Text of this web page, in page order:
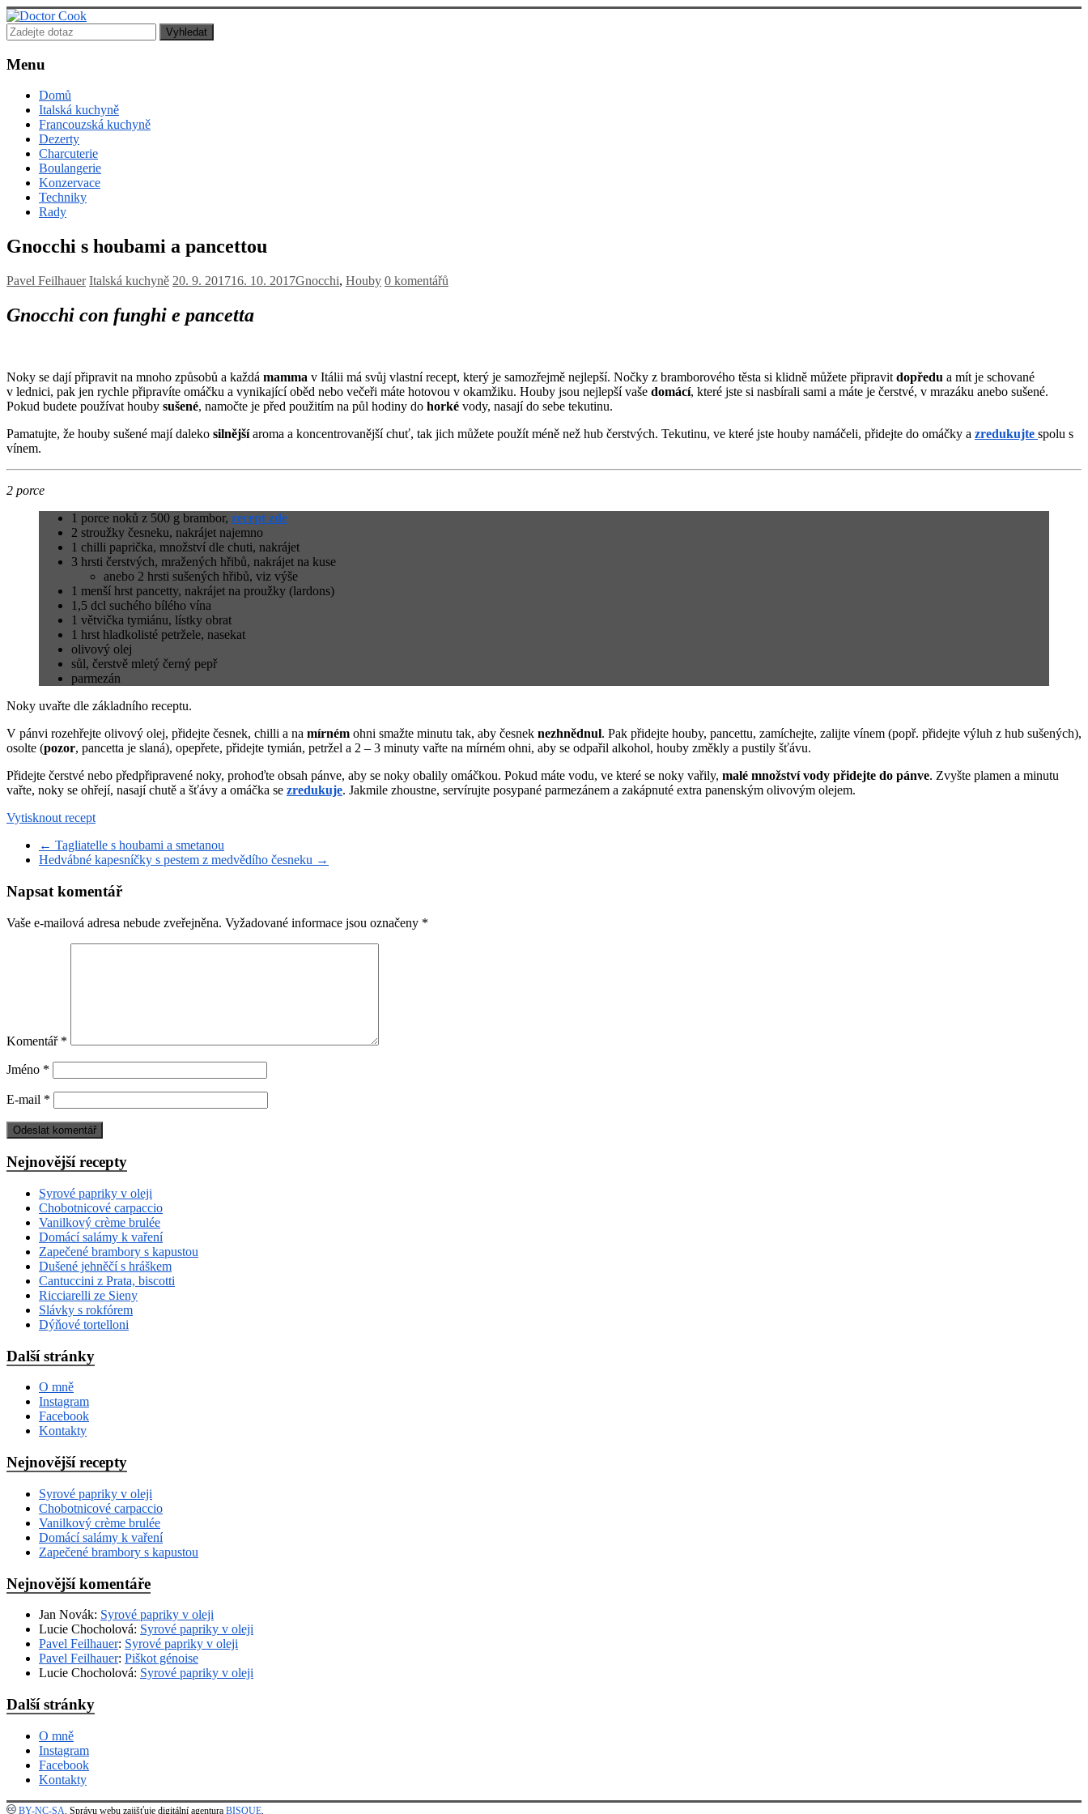
Doctor
Cook
Lékař
posedlý
jídlem,
vařením
pečením!
Menu
Domů
Italská kuchyně
Francouzská kuchyně
Dezerty
Charcuterie
Boulangerie
Konzervace
Techniky
Rady
Gnocchi s houbami a pancettou
Pavel Feilhauer Italská kuchyně 20. 9. 201716. 10. 2017Gnocchi, Houby 0 komentářů
Gnocchi con funghi e pancetta
Noky se dají připravit na mnoho způsobů a každá mamma v Itálii má svůj vlastní recept, který je samozřejmě nejlepší. Nočky z bramborového těsta si klidně můžete připravit dopředu a mít je schované
v lednici, pak jen rychle připravíte omáčku a vynikající oběd nebo večeři máte hotovou v okamžiku. Houby jsou nejlepší vaše domácí, které jste si nasbírali sami a máte je čerstvé, v mrazáku anebo sušené.
Pokud budete používat houby sušené, namočte je před použitím na půl hodiny do horké vody, nasají do sebe tekutinu.
Pamatujte, že houby sušené mají daleko silnějšíaroma a koncentrovanější chuť, tak jich můžete použít méně než hub čerstvých. Tekutinu, ve které jste houby namáčeli, přidejte do omáčky a zredukujte spolu s
vínem.
2 porce
1 porce noků z 500 g brambor, recept zde
2 stroužky česneku, nakrájet najemno
1 chilli paprička, množství dle chuti, nakrájet
3 hrsti čerstvých, mražených hřibů, nakrájet na kuse
anebo 2 hrsti sušených hřibů, viz výše
1 menší hrst pancetty, nakrájet na proužky (lardons)
1,5 dcl suchého bílého vína
1 větvička tymiánu, lístky obrat
1 hrst hladkolisté petržele, nasekat
olivový olej
sůl, čerstvě mletý černý pepř
parmezán
Noky uvařte dle základního receptu.
V pánvi rozehřejte olivový olej, přidejte česnek, chilli a na mírném ohni smažte minutu tak, aby česnek nezhnědnul. Pak přidejte houby, pancettu, zamíchejte, zalijte vínem (popř. přidejte výluh z hub sušených),
osolte (pozor, pancetta je slaná), opepřete, přidejte tymián, petržel a 2 – 3 minuty vařte na mírném ohni, aby se odpařil alkohol, houby změkly a pustily šťávu.
Přidejte čerstvé nebo předpřipravené noky, prohoďte obsah pánve, aby se noky obalily omáčkou. Pokud máte vodu, ve které se noky vařily, malé množství vody přidejte do pánve. Zvyšte plamen a minutu
vařte, noky se ohřejí, nasají chutě a šťávy a omáčka se zredukuje. Jakmile zhoustne, servírujte posypané parmezánem a zakápnuté extra panenským olivovým olejem.
Vytisknout recept
← Tagliatelle s houbami a smetanou
Hedvábné kapesníčky s pestem z medvědího česneku →
Napsat komentář
Vaše e-mailová adresa nebude zveřejněna. Vyžadované informace jsou označeny *
Komentář *
Jméno *
E-mail *
Nejnovější recepty
Syrové papriky v oleji
Chobotnicové carpaccio
Vanilkový crème brulée
Domácí salámy k vaření
Zapečené brambory s kapustou
Dušené jehněčí s hráškem
Cantuccini z Prata, biscotti
Ricciarelli ze Sieny
Slávky s rokfórem
Dýňové tortelloni
Další stránky
O mně
Instagram
Facebook
Kontakty
Nejnovější recepty
Syrové papriky v oleji
Chobotnicové carpaccio
Vanilkový crème brulée
Domácí salámy k vaření
Zapečené brambory s kapustou
Nejnovější komentáře
Jan Novák: Syrové papriky v oleji
Lucie Chocholová: Syrové papriky v oleji
Pavel Feilhauer: Syrové papriky v oleji
Pavel Feilhauer: Piškot génoise
Lucie Chocholová: Syrové papriky v oleji
Další stránky
O mně
Instagram
Facebook
Kontakty
BY-NC-SA . Správu webu zajišťuje digitální agentura BISQUE